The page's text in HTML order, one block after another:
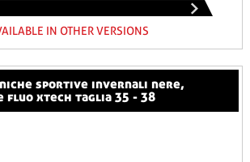
IN OTHER VERSIONS
fluo xtech taglia 35 - 38